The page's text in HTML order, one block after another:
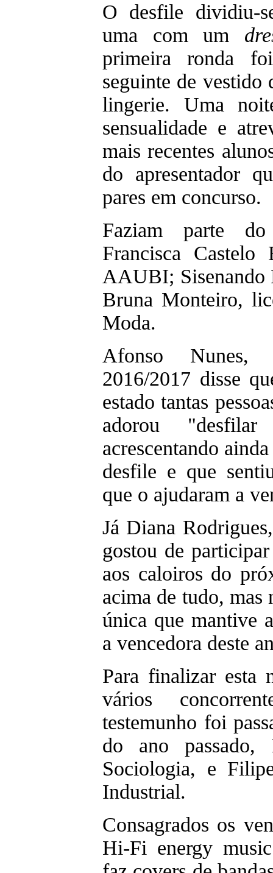
O desfile dividiu-
uma com um
primeira ronda
seguinte de
lingerie. Uma
sensualidade e
mais recentes
do apresentador
pares em concurso.
Faziam parte
Francisca Castelo
AAUBI; Sisenando
Bruna Monteiro,
Moda.
Afonso
2016/2017 disse
estado tantas
adorou
acrescentando
desfile e que
que o ajudaram a
Já Diana
gostou de
aos caloiros do
acima de tudo, mas
única que mantive
a vencedora deste
Para finalizar esta
vários
testemunho foi
do ano passado,
Sociologia, e
Industrial.
Consagrados os
Hi-Fi energy